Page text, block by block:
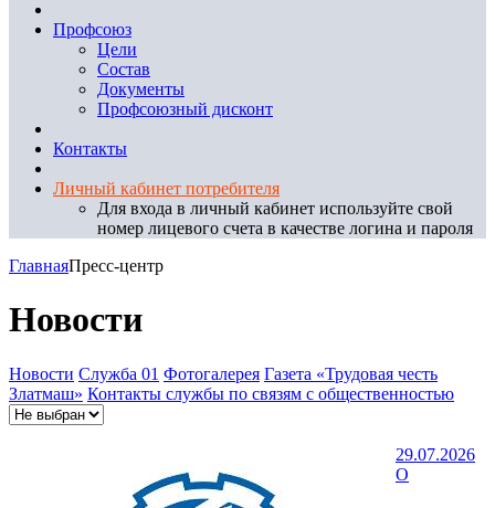
Профсоюз
Цели
Состав
Документы
Профсоюзный дисконт
Контакты
Личный кабинет потребителя
Для входа в личный кабинет используйте свой
номер лицевого счета в качестве логина и пароля
ГлавнаяПресс-центр
Новости
Новости Служба 01 Фотогалерея Газета «Трудовая честь
Златмаш» Контакты службы по связям с общественностью
29.07.2026
О